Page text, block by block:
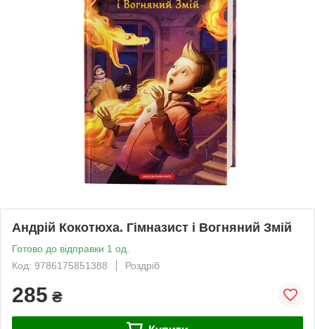
Андрій Кокотюха. Гімназист і Вогняний Змій
Готово до відправки 1 од.
Код: 9786175851388
Роздріб
285 ₴